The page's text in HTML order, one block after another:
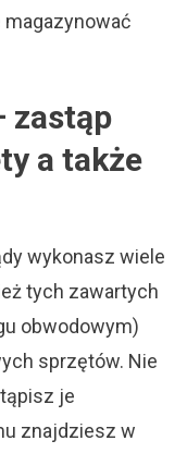
zastąp
a także
wykonasz wiele
tych zawartych
obwodowym)
sprzętów. Nie
je
znajdziesz w